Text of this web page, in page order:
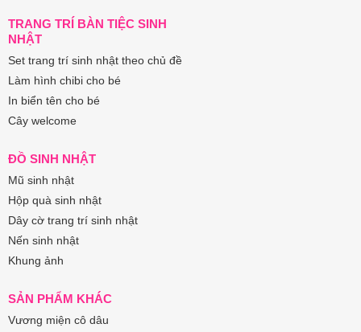
TRANG TRÍ BÀN TIỆC SINH
NHẬT
Set trang trí sinh nhật theo chủ đề
Làm hình chibi cho bé
In biển tên cho bé
Cây welcome
ĐỒ SINH NHẬT
Mũ sinh nhật
Hộp quà sinh nhật
Dây cờ trang trí sinh nhật
Nến sinh nhật
Khung ảnh
SẢN PHẨM KHÁC
Vương miện cô dâu